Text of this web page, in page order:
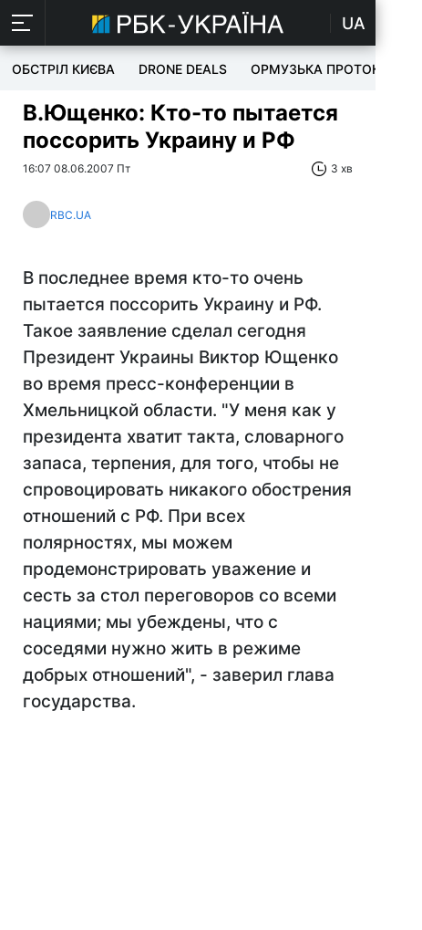
UA
ОБСТРІЛ КИЄВА DRONE DEALS ОРМУЗЬКА ПРОТОКА
В.Ющенко: Кто-то пытается
поссорить Украину и РФ
16:07 08.06.2007 Пт 3 хв
RBC.UA
В последнее время кто-то очень
пытается поссорить Украину и РФ.
Такое заявление сделал сегодня
Президент Украины Виктор Ющенко
во время пресс-конференции в
Хмельницкой области. "У меня как у
президента хватит такта, словарного
запаса, терпения, для того, чтобы не
спровоцировать никакого обострения
отношений с РФ. При всех
полярностях, мы можем
продемонстрировать уважение и
сесть за стол переговоров со всеми
нациями; мы убеждены, что с
соседями нужно жить в режиме
добрых отношений", - заверил глава
государства.